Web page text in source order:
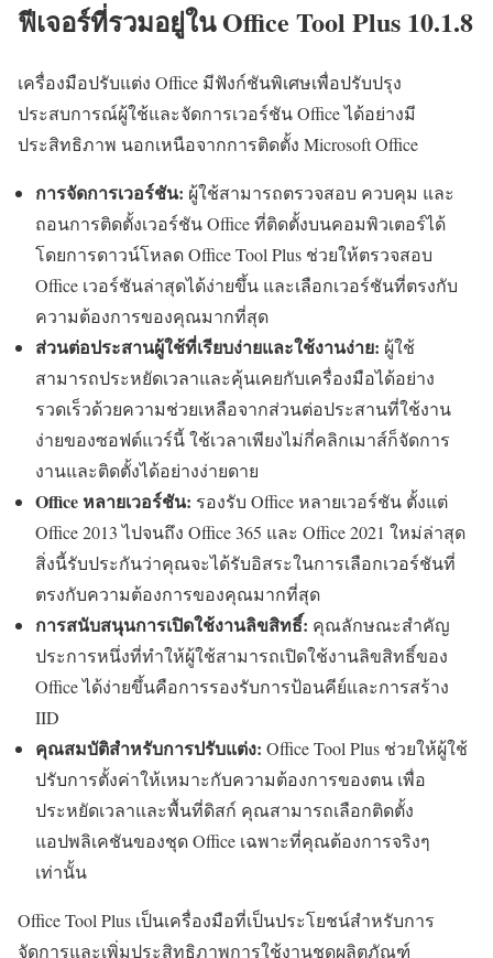
ฟีเจอร์ที่รวมอยู่ใน Office Tool Plus 10.1.8
เครื่องมือปรับแต่ง Office มีฟังก์ชันพิเศษเพื่อปรับปรุง
ประสบการณ์ผู้ใช้และจัดการเวอร์ชัน Office ได้อย่างมี
ประสิทธิภาพ นอกเหนือจากการติดตั้ง Microsoft Office
การจัดการเวอร์ชัน: ผู้ใช้สามารถตรวจสอบ ควบคุม และ
ถอนการติดตั้งเวอร์ชัน Office ที่ติดตั้งบนคอมพิวเตอร์ได้
โดยการดาวน์โหลด Office Tool Plus ช่วยให้ตรวจสอบ
Office เวอร์ชันล่าสุดได้ง่ายขึ้น และเลือกเวอร์ชันที่ตรงกับ
ความต้องการของคุณมากที่สุด
ส่วนต่อประสานผู้ใช้ที่เรียบง่ายและใช้งานง่าย: ผู้ใช้
สามารถประหยัดเวลาและคุ้นเคยกับเครื่องมือได้อย่าง
รวดเร็วด้วยความช่วยเหลือจากส่วนต่อประสานที่ใช้งาน
ง่ายของซอฟต์แวร์นี้ ใช้เวลาเพียงไม่กี่คลิกเมาส์ก็จัดการ
งานและติดตั้งได้อย่างง่ายดาย
Office หลายเวอร์ชัน: รองรับ Office หลายเวอร์ชัน ตั้งแต่
Office 2013 ไปจนถึง Office 365 และ Office 2021 ใหม่ล่าสุด
สิ่งนี้รับประกันว่าคุณจะได้รับอิสระในการเลือกเวอร์ชันที่
ตรงกับความต้องการของคุณมากที่สุด
การสนับสนุนการเปิดใช้งานลิขสิทธิ์: คุณลักษณะสำคัญ
ประการหนึ่งที่ทำให้ผู้ใช้สามารถเปิดใช้งานลิขสิทธิ์ของ
Office ได้ง่ายขึ้นคือการรองรับการป้อนคีย์และการสร้าง
IID
คุณสมบัติสำหรับการปรับแต่ง: Office Tool Plus ช่วยให้ผู้ใช้
ปรับการตั้งค่าให้เหมาะกับความต้องการของตน เพื่อ
ประหยัดเวลาและพื้นที่ดิสก์ คุณสามารถเลือกติดตั้ง
แอปพลิเคชันของชุด Office เฉพาะที่คุณต้องการจริงๆ
เท่านั้น
Office Tool Plus เป็นเครื่องมือที่เป็นประโยชน์สำหรับการ
จัดการและเพิ่มประสิทธิภาพการใช้งานชุดผลิตภัณฑ์